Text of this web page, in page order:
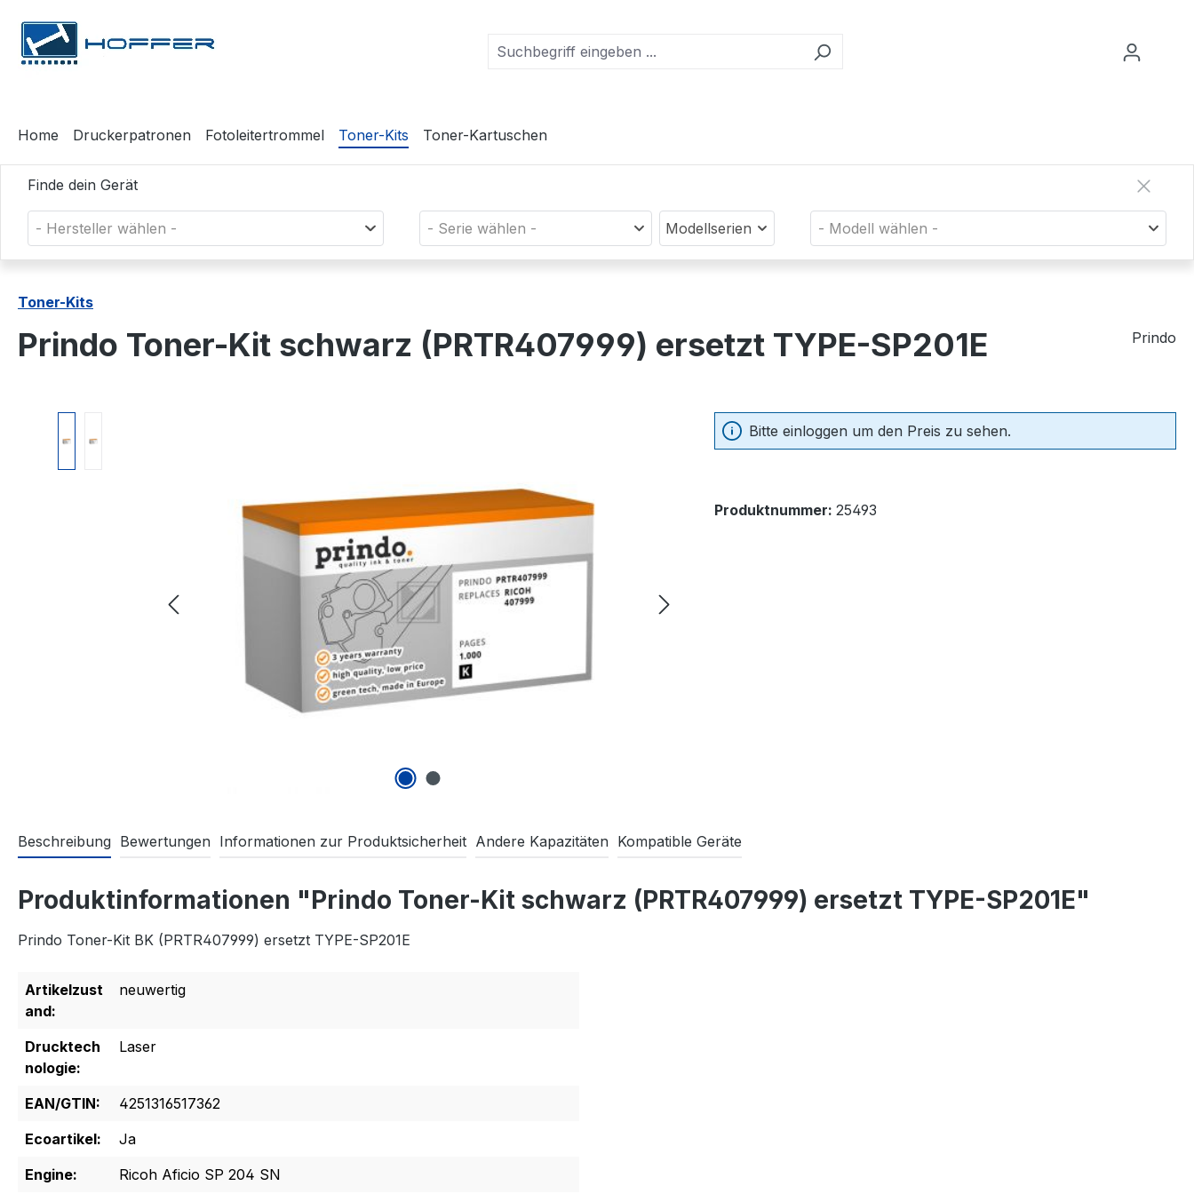
Hauptinhalt springen
Zur Suche springen
Zur Hauptnavigation springen
Home Druckerpatronen Fotoleitertrommel Toner-Kits Toner-Kartuschen
Finde dein Gerät
- Hersteller wählen - - Serie wählen - Modellserien - Modell wählen -
Toner-Kits
Prindo Toner-Kit schwarz (PRTR407999) ersetzt TYPE-SP201E Prindo
Bitte einloggen um den Preis zu sehen.
Produktnummer: 25493
Beschreibung Bewertungen Informationen zur Produktsicherheit Andere Kapazitäten Kompatible Geräte
Produktinformationen "Prindo Toner-Kit schwarz (PRTR407999) ersetzt TYPE-SP201E"
Prindo Toner-Kit BK (PRTR407999) ersetzt TYPE-SP201E
Artikelzust
and:
neuwertig
Drucktech
nologie:
Laser
EAN/GTIN:
4251316517362
Ecoartikel:
Ja
Engine:
Ricoh Aficio SP 204 SN